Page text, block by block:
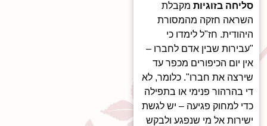
סליחה בזוגיות מקבלת
השראה חזקה מהמסורת
היהודית. חז"ל לימדו כי
"עבירות שבין אדם לחברו –
אין יום הכיפורים מכפר עד
שירצה את חברו". כלומר, לא
די בהרהור פנימי או בתפילה
כדי למחוק פגיעה – יש לגשת
ישירות אל מי שנפגע ולבקש